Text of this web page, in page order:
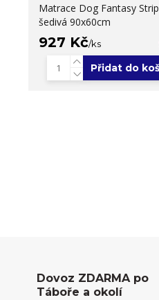
Matrace Dog Fantasy
šedivá 90x60cm
927 Kč/ks
Přidat do
Dovoz ZDARMA po
Táboře a okolí